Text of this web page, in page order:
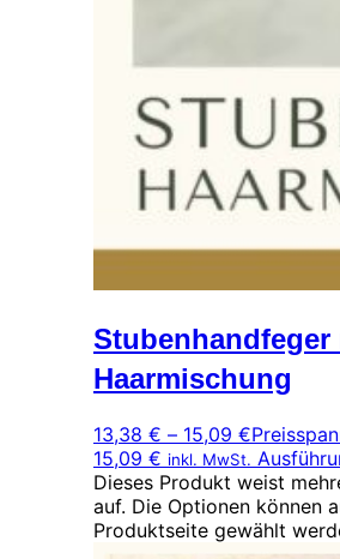
Stubenhandfeger
Haarmischung
13,38 € – 15,09 €
15,09 € inkl. MwSt.
Dieses Produkt weist
auf. Die Optionen können
Produktseite gewählt